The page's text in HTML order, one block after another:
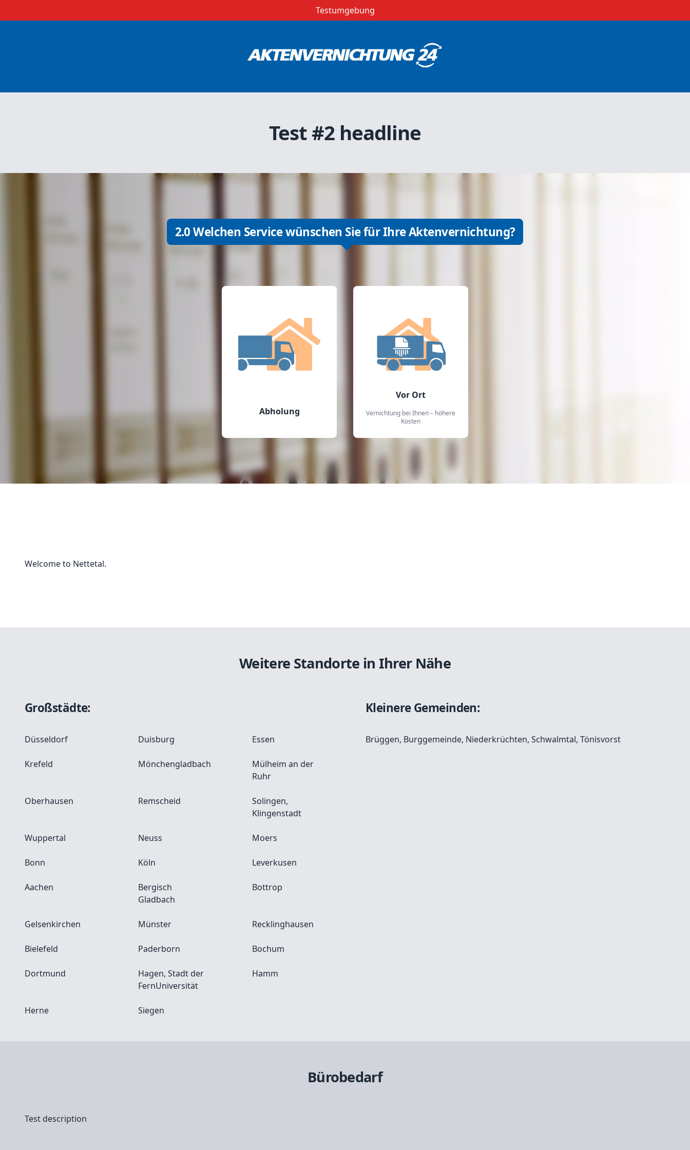
Testumgebung
Test #2 headline
2.0 Welchen Service wünschen Sie für Ihre Aktenvernichtung?
Abholung
Vor Ort
Vernichtung bei Ihnen – höhere
Kosten
Welcome to Nettetal.
Weitere Standorte in Ihrer Nähe
Großstädte:
Düsseldorf Duisburg Essen
Krefeld Mönchengladbach
Mülheim an der
Ruhr
Oberhausen Remscheid
Solingen,
Klingenstadt
Wuppertal Neuss Moers
Bonn Köln Leverkusen
Aachen
Bergisch
Gladbach
Bottrop
Gelsenkirchen Münster Recklinghausen
Bielefeld Paderborn Bochum
Dortmund
Hagen, Stadt der
FernUniversität
Hamm
Herne Siegen
Kleinere Gemeinden:
Brüggen, Burggemeinde, Niederkrüchten, Schwalmtal, Tönisvorst
Bürobedarf
Test description